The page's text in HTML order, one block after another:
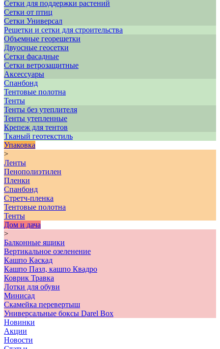
Сетки для поддержки растений
Сетки от птиц
Сетки Универсал
Решетки и сетки для строительства
Объемные георешетки
Двуосные геосетки
Сетки фасадные
Сетки ветрозащитные
Аксессуары
Спанбонд
Тентовые полотна
Тенты
Тенты без утеплителя
Тенты утепленные
Крепеж для тентов
Тканый геотекстиль
Упаковка
>
Ленты
Пенополиэтилен
Пленки
Спанбонд
Стретч-пленка
Тентовые полотна
Тенты
Дом и дача
>
Балконные ящики
Вертикальное озеленение
Кашпо Каскад
Кашпо Пазл, кашпо Квадро
Коврик Травка
Лотки для обуви
Минисад
Скамейка перевертыш
Универсальные боксы Darel Box
Новинки
Акции
Новости